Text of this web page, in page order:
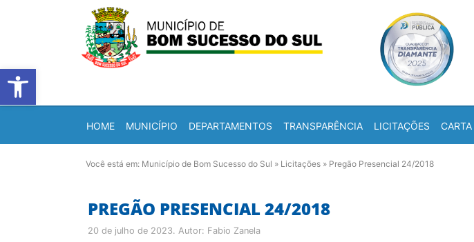
Barra de Ferramentas Aberta
HOME MUNICÍPIO DEPARTAMENTOS TRANSPARÊNCIA LICITAÇÕES
Você está em: Município de Bom Sucesso do Sul » Licitações » Pregão Presencial 24/2018
PREGÃO PRESENCIAL 24/2018
20 de julho de 2023. Autor: Fabio Zanela